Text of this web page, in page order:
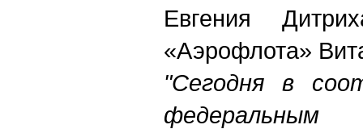
Евгения
«Аэрофлота»
"Сегодня в
федеральным